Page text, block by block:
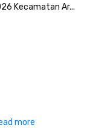
Kecamatan Ar...
more